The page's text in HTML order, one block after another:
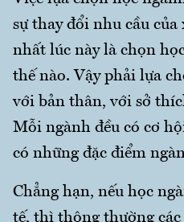
sự thay đổi nhu cầu
nhất lúc này là chọn
thế nào. Vậy phải lựa
với bản thân, với sở
Mỗi ngành đều có cơ
có những đặc điểm
Chẳng hạn, nếu học
tế, thì thông thường